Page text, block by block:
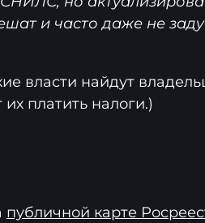
и часто даже не
власти найдут
платить налоги.)
публичной карте